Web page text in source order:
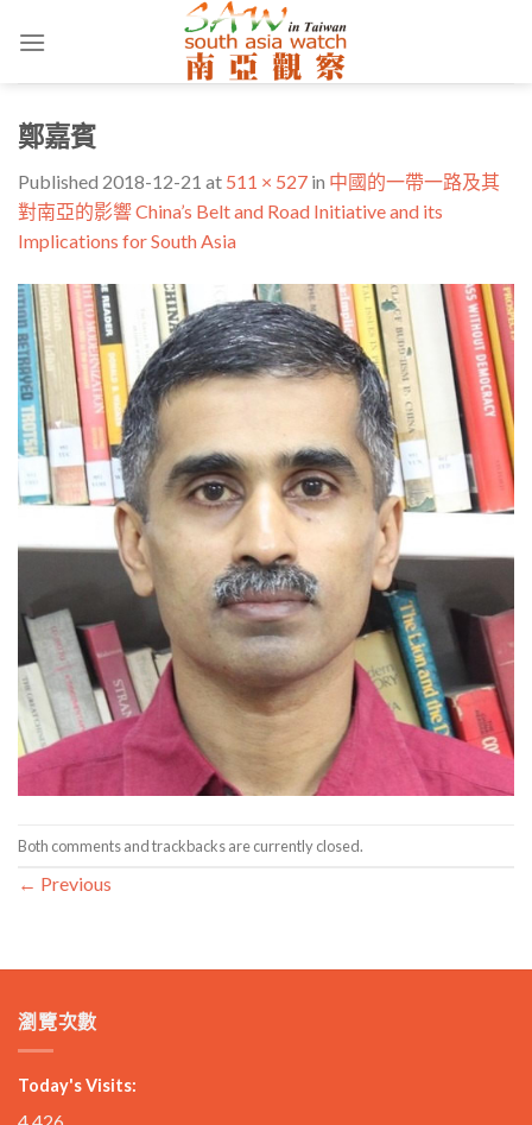
鄭嘉賓
Published 2018-12-21 at 511 × 527 in 中國的一帶一路及其
對南亞的影響 China’s Belt and Road Initiative and its
Implications for South Asia
Both comments and trackbacks are currently closed.
← Previous
瀏覽次數
Today's Visits:
4,426